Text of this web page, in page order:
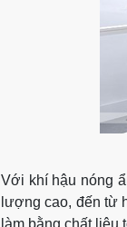
Với khí hậu nóng
lượng cao, đến từ
làm bằng chất liệu